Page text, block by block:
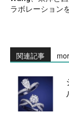
ラボレーション
関連記事